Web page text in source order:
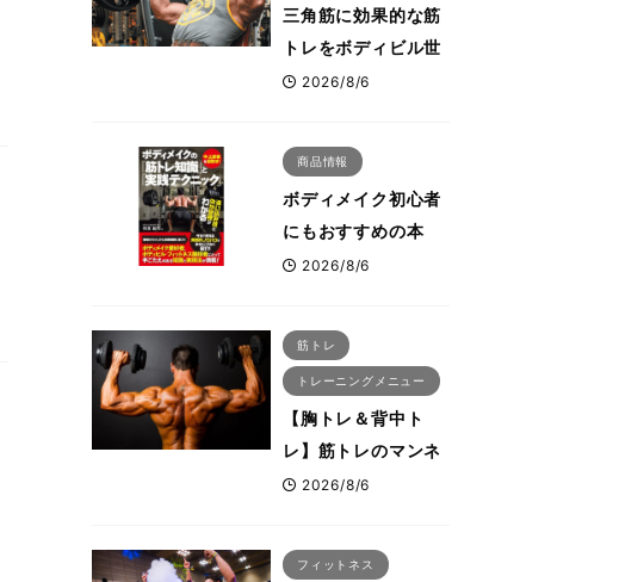
三角筋に効果的な筋
トレをボディビル世
界王者鈴木雅選手が
きくならない肩の鍛
え方」前編
2026/8/6
商品情報
ボディメイク初心者
にもおすすめの本
『ボディメイクの筋
ニック』
2026/8/6
筋トレ
トレーニングメニュー
【胸トレ＆背中ト
レ】筋トレのマンネ
リ化を感じた時にこ
メニュー「拮抗筋ス
2026/8/6
フィットネス